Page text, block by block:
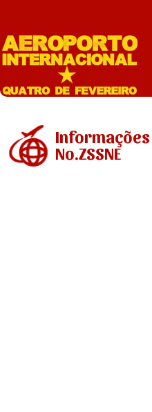
No.ZSSNE